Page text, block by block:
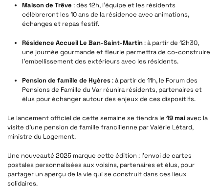
Maison de Trêve : dès 12h, l’équipe et les résidents
célèbreront les 10 ans de la résidence avec animations,
échanges et repas festif.
Résidence Accueil Le Ban-Saint-Martin: à partir de 12h30,
une journée gourmande et fleurie permettra de co-construire
l’embellissement des extérieurs avec les résidents.
Pension de famille de Hyères: à partir de 11h, le Forum des
Pensions de Famille du Var réunira résidents, partenaires et
élus pour échanger autour des enjeux de ces dispositifs.
Le lancement officiel de cette semaine se tiendra le 19 maiavec la
visite d’une pension de famille francilienne par Valérie Létard,
ministre du Logement.
Une nouveauté 2025 marque cette édition : l’envoi de cartes
postales personnalisées aux voisins, partenaires et élus, pour
partager un aperçu de la vie qui se construit dans ces lieux
solidaires.